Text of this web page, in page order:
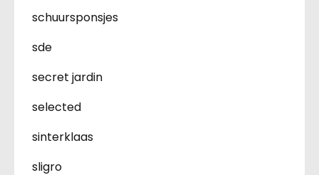
schuursponsjes
sde
secret jardin
selected
sinterklaas
sligro